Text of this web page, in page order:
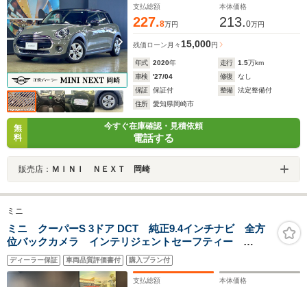
支払総額
227.8万円
本体価格
213.0万円
残価ローン 月々 15,000円
年式 2020年 走行 1.5万km
車検
'27/04 修復
なし
保証
保証付 整備
法定整備付
住所
愛知県岡崎市
無
料
今すぐ在庫確認・見積依頼
電話する
販売店： ＭＩＮＩ ＮＥＸＴ 岡崎
ミニ
ミニ クーパーS 3ドア DCT 純正9.4インチナビ 全方
位バックカメラ インテリジェントセーフティー
ETC2.0 デユアルエアコン シートステアリングヒータ
ー ワイヤレス充電 アクティブクルーズコントロー
ル applecarplay/androidauto
ディーラー保証 車両品質評価書付 購入プラン付
支払総額 本体価格